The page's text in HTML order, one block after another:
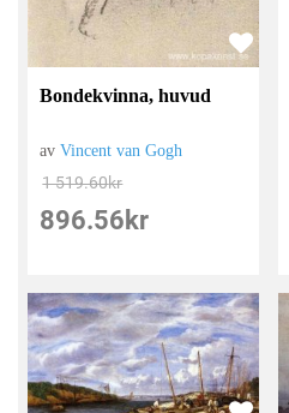
Bondekvinna, huvud
avVincent van Gogh
1 519.60kr
896.56 kr